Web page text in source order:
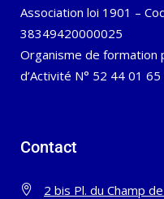
Association loi 1901 –
38349420000025
Organisme de formation
d’Activité N° 52 44 01
Contact
2 bis Pl. du Champ